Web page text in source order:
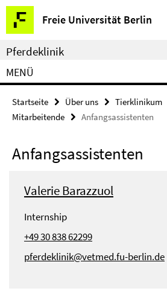
Springe
direkt
zu
Inhalt
Freie Universität Berlin
Service-
Navigation
Pferdeklinik
MENÜ
Startseite Über uns Tierklinikum
Mitarbeitende
Anfangsassistenten
Anfangsassistenten
Valerie Barazzuol
Internship
+49 30 838 62299
pferdeklinik@vetmed.fu-berlin.de